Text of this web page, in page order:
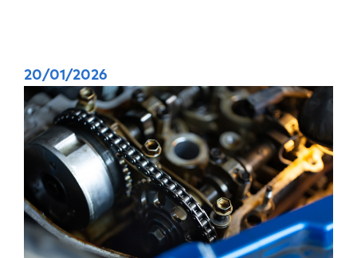
20/01/2026